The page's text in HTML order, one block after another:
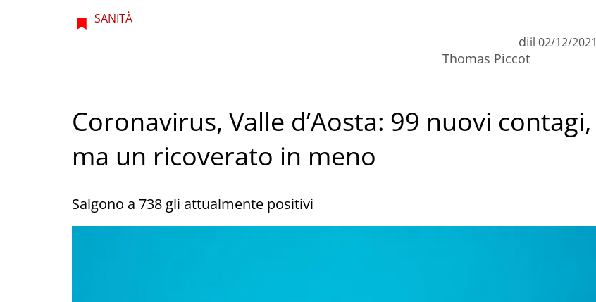
SANITÀ
di
Thomas Piccot
il 02/12/2021
Coronavirus, Valle d’Aosta: 99 nuovi contagi,
ma un ricoverato in meno
Salgono a 738 gli attualmente positivi